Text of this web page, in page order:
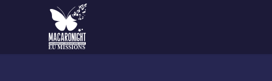
EU MISSIONS